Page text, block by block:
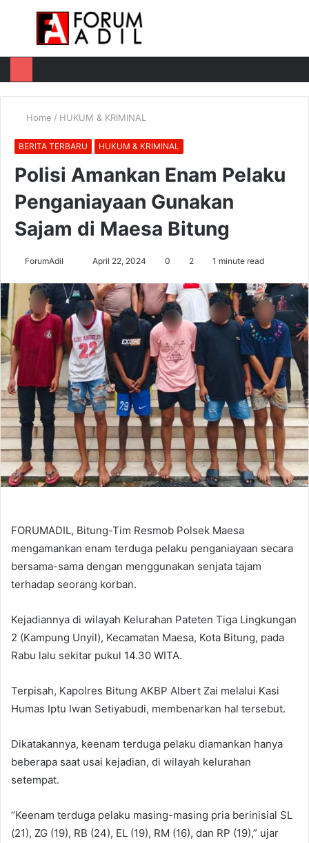
Menu
Home / HUKUM & KRIMINAL
BERITA TERBARU HUKUM & KRIMINAL
Polisi Amankan Enam Pelaku
Penganiayaan Gunakan
Sajam di Maesa Bitung
ForumAdil
email
April 22, 2024 0 2 1 minute read
FORUMADIL, Bitung-Tim Resmob Polsek Maesa
mengamankan enam terduga pelaku penganiayaan secara
bersama-sama dengan menggunakan senjata tajam
terhadap seorang korban.
Kejadiannya di wilayah Kelurahan Pateten Tiga Lingkungan
2 (Kampung Unyil), Kecamatan Maesa, Kota Bitung, pada
Rabu lalu sekitar pukul 14.30 WITA.
Terpisah, Kapolres Bitung AKBP Albert Zai melalui Kasi
Humas Iptu Iwan Setiyabudi, membenarkan hal tersebut.
Dikatakannya, keenam terduga pelaku diamankan hanya
beberapa saat usai kejadian, di wilayah kelurahan
setempat.
“Keenam terduga pelaku masing-masing pria berinisial SL
(21), ZG (19), RB (24), EL (19), RM (16), dan RP (19),” ujar